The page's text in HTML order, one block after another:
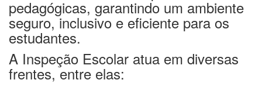
pedagógicas, garantindo um ambiente
seguro, inclusivo e eficiente para os
estudantes.
A Inspeção Escolar atua em diversas
frentes, entre elas: